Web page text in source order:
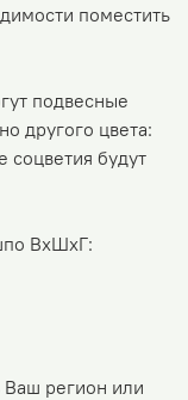
поместить
подвесные
другого цвета:
будут
ВхШхГ:
Ваш регион или